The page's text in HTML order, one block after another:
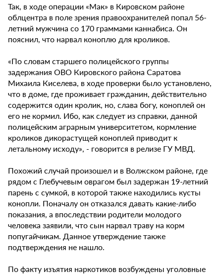
Так, в ходе операции «Мак» в Кировском районе
облцентра в поле зрения правоохранителей попал 56-
летний мужчина со 170 граммами каннабиса. Он
пояснил, что нарвал коноплю для кроликов.
«По словам старшего полицейского группы
задержания ОВО Кировского района Саратова
Михаила Киселева, в ходе проверки было установлено,
что в доме, где проживает гражданин, действительно
содержится один кролик, но, слава богу, коноплей он
его не кормил. Ибо, как следует из справки, данной
полицейским аграрным университетом, кормление
кроликов дикорастущей коноплей приводит к
летальному исходу», - говорится в релизе ГУ МВД.
Похожий случай произошел и в Волжском районе, где
рядом с Глебучевым оврагом был задержан 19-летний
парень с сумкой, в которой также находились кусты
конопли. Поначалу он отказался давать какие-либо
показания, а впоследствии родители молодого
человека заявили, что сын нарвал траву на корм
попугайчикам. Данное утверждение также
подтверждения не нашло.
По факту изъятия наркотиков возбуждены уголовные